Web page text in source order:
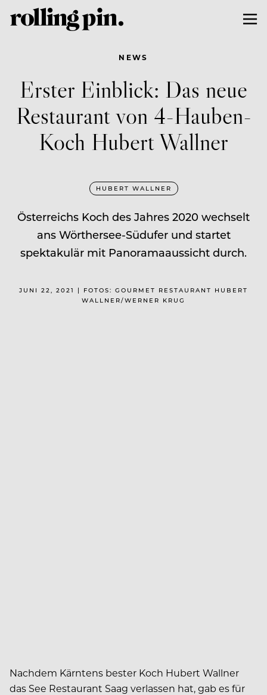
NEWS
Erster Einblick: Das neue
Restaurant von 4-Hauben-
Koch Hubert Wallner
HUBERT WALLNER
Österreichs Koch des Jahres 2020 wechselt
ans Wörthersee-Südufer und startet
spektakulär mit Panoramaaussicht durch.
JUNI 22, 2021 | FOTOS: GOURMET RESTAURANT HUBERT
WALLNER/WERNER KRUG
Nachdem Kärntens bester Koch Hubert Wallner
das See Restaurant Saag verlassen hat, gab es für